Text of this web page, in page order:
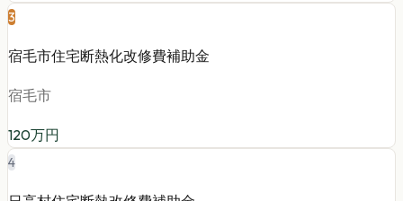
3
宿毛市住宅断熱化改修費補助金
宿毛市
120万円
4